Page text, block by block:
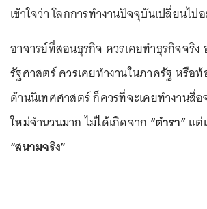
เข้าใจว่า โลกการทำงานปัจจุบันเปลี่ยนไป
อาจารย์ที่สอนธุรกิจ ควรเคยทำธุรกิจจริง
รัฐศาสตร์ ควรเคยทำงานในภาครัฐ หรือ
ด้านนิเทศศาสตร์ ก็ควรที่จะเคยทำงานสื่อ
ใหม่จำนวนมาก ไม่ได้เกิดจาก “ตำรา” แต่
“สนามจริง”